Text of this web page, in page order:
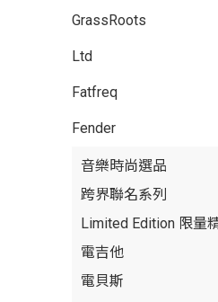
GrassRoots
Ltd
Fatfreq
Fender
音樂時尚選品
跨界聯名系列
Limited Edition 限量
電吉他
電貝斯